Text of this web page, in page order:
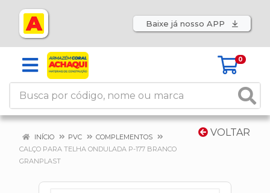
Baixe já nosso APP
0
VOLTAR
INÍCIO PVC
COMPLEMENTOS
CALÇO PARA TELHA ONDULADA P-177 BRANCO
GRANPLAST